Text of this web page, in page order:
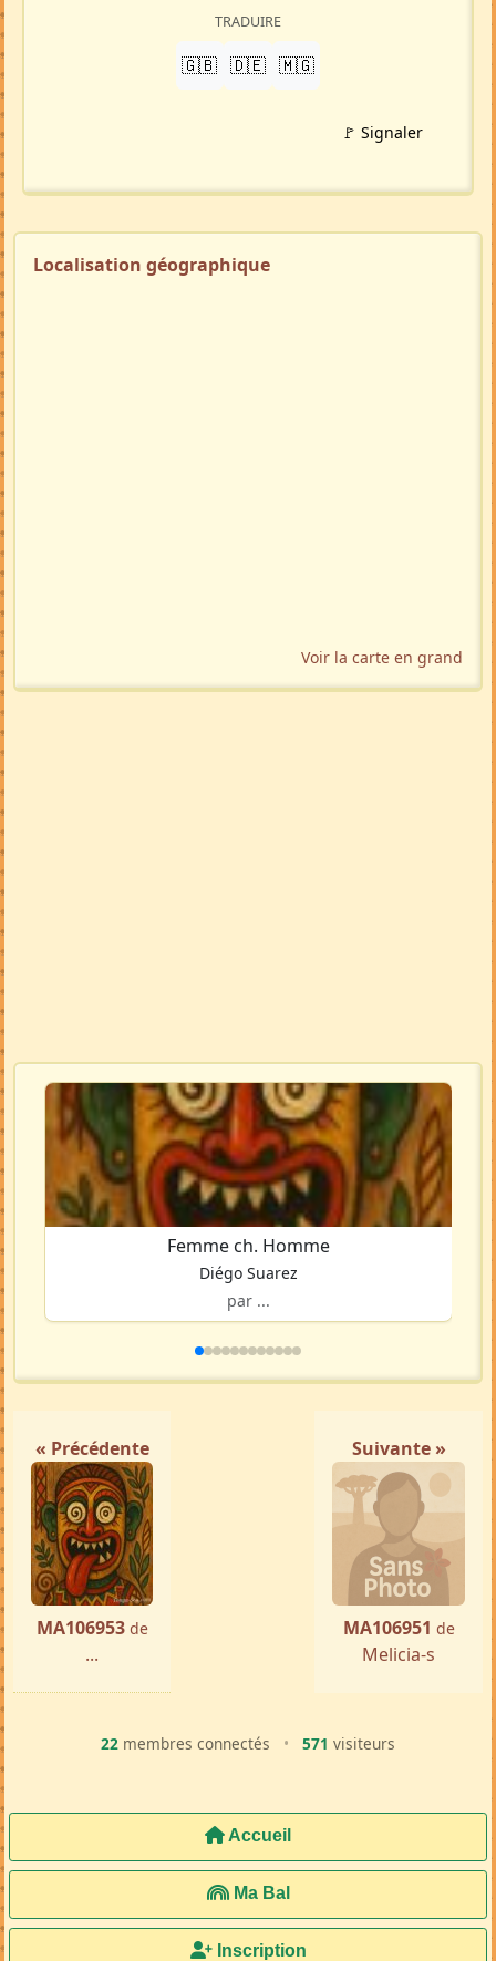
TRADUIRE
🇬🇧 🇩🇪 🇲🇬
🚩 Signaler
Localisation géographique
Voir la carte en grand
Femme ch. Homme
Diégo Suarez
par ...
« Précédente
MA106953 de
...
Suivante »
MA106951 de
Melicia-s
22 membres connectés • 571 visiteurs
Accueil
Ma Bal
Inscription